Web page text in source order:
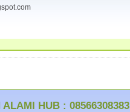
HUB : 08566308383